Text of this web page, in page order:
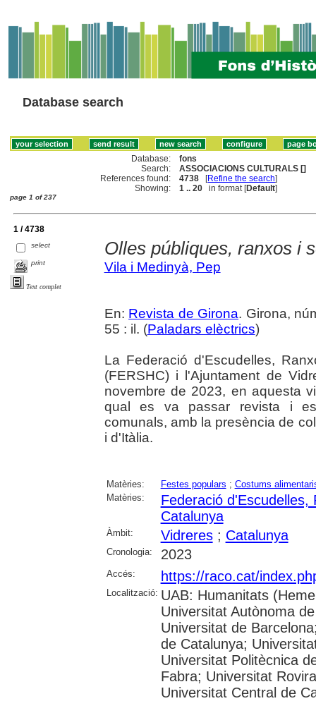
Database search
Database:
fons
Search:
ASSOCIACIONS CULTURALS []
References found:
4738 [Refine the search]
Showing:
1 .. 20 in format [Default]
page 1 of 237
1 / 4738
select
print
Text complet
Olles públiques, ranxos i
Vila i Medinyà, Pep
En: Revista de Girona. Girona,
55 : il. (Paladars elèctrics)
La Federació d'Escudelles,
(FERSHC) i l'Ajuntament de
novembre de 2023, en aquesta
qual es va passar revista i
comunals, amb la presència de
i d'Itàlia.
Matèries: Festes populars ; Costums
Matèries:
Federació d'Escudelles,
Catalunya
Àmbit: Vidreres; Catalunya
Cronologia: 2023
Accés: https://raco.cat/
Localització: UAB: Humanitats
Universitat Autònoma
Universitat de
de Catalunya;
Universitat Politècnica
Fabra; Universitat
Universitat Central de